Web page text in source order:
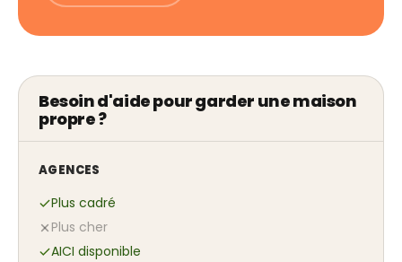
Besoin d'aide pour garder une maison
propre ?
AGENCES
Plus cadré
Plus cher
AICI disponible